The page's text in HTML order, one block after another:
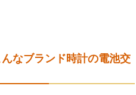
なブランド時計の電池交